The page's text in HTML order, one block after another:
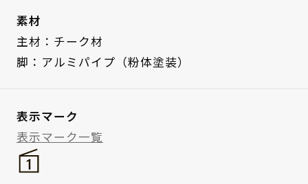
素材
主材：チーク材
脚：アルミパイプ（粉体塗装）
表示マーク
表示マーク一覧